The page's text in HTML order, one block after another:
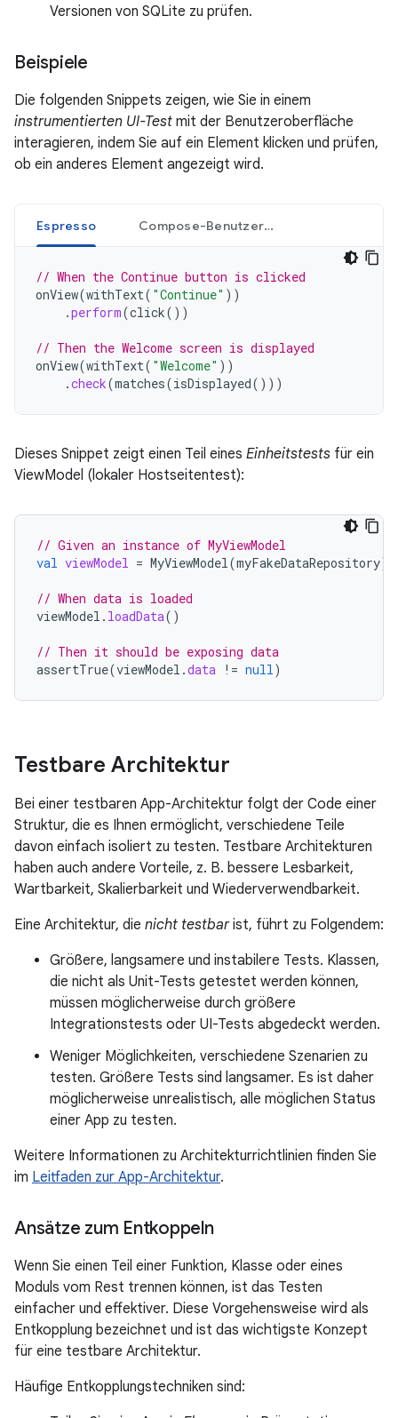
Versionen von SQLite zu prüfen.
Beispiele
Die folgenden Snippets zeigen, wie Sie in einem
instrumentierten UI-Test mit der Benutzeroberfläche
interagieren, indem Sie auf ein Element klicken und prüfen,
ob ein anderes Element angezeigt wird.
Espresso Compose-Benutzeroberfläche
// When the Continue button is clicked
onView(withText( "Continue" ))
.perform(click())
// Then the Welcome screen is displayed
onView(withText( "Welcome" ))
.check(matches(isDisplayed()))
Dieses Snippet zeigt einen Teil eines Einheitstests für ein
ViewModel (lokaler Hostseitentest):
// Given an instance of MyViewModel
val viewModel = MyViewModel (myFakeDataRepository)
// When data is loaded
viewModel . loadData()
// Then it should be exposing data
assertTrue(viewModel .data != null )
Testbare Architektur
Bei einer testbaren App-Architektur folgt der Code einer
Struktur, die es Ihnen ermöglicht, verschiedene Teile
davon einfach isoliert zu testen. Testbare Architekturen
haben auch andere Vorteile, z. B. bessere Lesbarkeit,
Wartbarkeit, Skalierbarkeit und Wiederverwendbarkeit.
Eine Architektur, die nicht testbarist, führt zu Folgendem:
Größere, langsamere und instabilere Tests. Klassen,
die nicht als Unit-Tests getestet werden können,
müssen möglicherweise durch größere
Integrationstests oder UI-Tests abgedeckt werden.
Weniger Möglichkeiten, verschiedene Szenarien zu
testen. Größere Tests sind langsamer. Es ist daher
möglicherweise unrealistisch, alle möglichen Status
einer App zu testen.
Weitere Informationen zu Architekturrichtlinien finden Sie
im Leitfaden zur App-Architektur.
Ansätze zum Entkoppeln
Wenn Sie einen Teil einer Funktion, Klasse oder eines
Moduls vom Rest trennen können, ist das Testen
einfacher und effektiver. Diese Vorgehensweise wird als
Entkopplung bezeichnet und ist das wichtigste Konzept
für eine testbare Architektur.
Häufige Entkopplungstechniken sind: